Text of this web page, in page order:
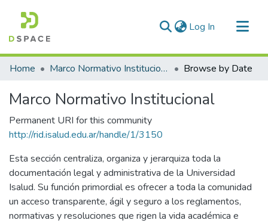
Log In (current)
Communities & Collections
Home Marco Normativo Institucional Browse by Date
Marco Normativo Institucional
Permanent URI for this community
http://rid.isalud.edu.ar/handle/1/3150
Esta sección centraliza, organiza y jerarquiza toda la
documentación legal y administrativa de la Universidad
Isalud. Su función primordial es ofrecer a toda la comunidad
un acceso transparente, ágil y seguro a los reglamentos,
normativas y resoluciones que rigen la vida académica e